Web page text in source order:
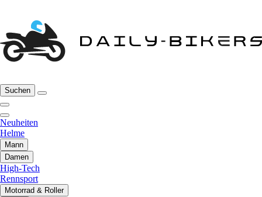
Suchen
Neuheiten
Helme
Mann
Damen
High-Tech
Rennsport
Motorrad & Roller